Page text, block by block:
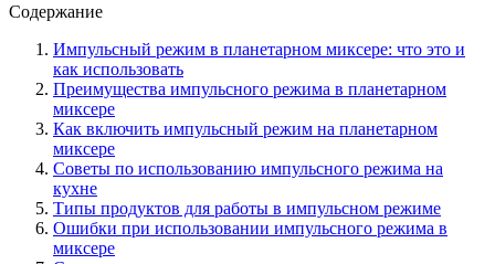
Содержание
Импульсный режим в планетарном миксере: что это и
как использовать
Преимущества импульсного режима в планетарном
миксере
Как включить импульсный режим на планетарном
миксере
Советы по использованию импульсного режима на
кухне
Типы продуктов для работы в импульсном режиме
Ошибки при использовании импульсного режима в
миксере